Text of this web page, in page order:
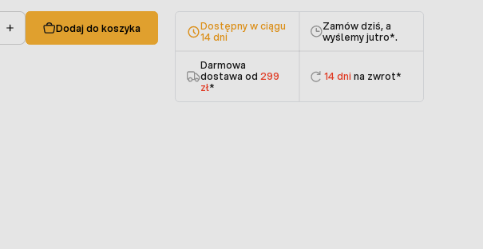
Dodaj do koszyka
Dostępny w ciągu
14 dni
Zamów dziś, a
wyślemy jutro*.
Darmowa
dostawa od 299
zł*
14 dni na zwrot*